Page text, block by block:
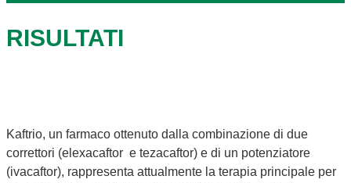
RISULTATI
Kaftrio, un farmaco ottenuto dalla combinazione di due
correttori (elexacaftor e tezacaftor) e di un potenziatore
(ivacaftor), rappresenta attualmente la terapia principale per